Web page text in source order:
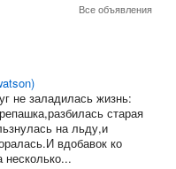
Все объявления
не заладилась жизнь:
старая
на льду,и
вдобавок ко
несколько...